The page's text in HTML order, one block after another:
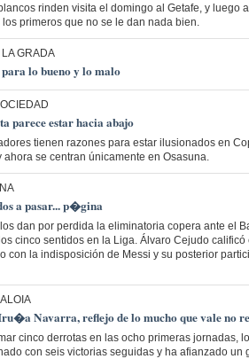
rinden visita el domingo al Getafe, y luego
los primeros que no se le dan nada bien.
GRADA
lo bueno y lo malo
parece estar hacia abajo
tienen razones para estar ilusionados en
ahora se centran únicamente en Osasuna.
a pasar... p�gina
dan por perdida la eliminatoria copera ante el
cinco sentidos en la Liga. Álvaro Cejudo
con la indisposición de Messi y su posterior
Navarra, reflejo de lo mucho que vale no
cinco derrotas en las ocho primeras jornadas,
con seis victorias seguidas y ha afianzado un